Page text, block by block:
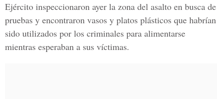
Ejército inspeccionaron ayer la zona del asalto en busca de
pruebas y encontraron vasos y platos plásticos que habrían
sido utilizados por los criminales para alimentarse
mientras esperaban a sus víctimas.